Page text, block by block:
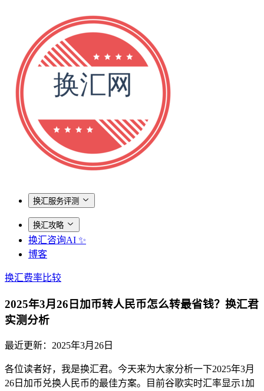
换汇服务评测
换汇攻略
换汇咨询AI ✨
博客
换汇费率比较
2025年3月26日加币转人民币怎么转最省钱？换汇君
实测分析
最近更新： 2025年3月26日
各位读者好，我是换汇君。今天来为大家分析一下2025年3月
26日加币兑换人民币的最佳方案。目前谷歌实时汇率显示1加